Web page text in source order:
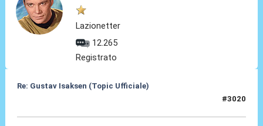
Lazionetter
12.265
Registrato
Re: Gustav Isaksen (Topic Ufficiale)
#3020